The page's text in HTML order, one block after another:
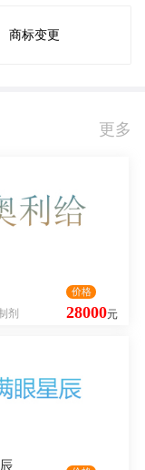
商标变更
更多
剂 28000元
价格